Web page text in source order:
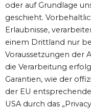
oder auf Grundlage
geschieht.
Erlaubnisse,
einem Drittland nur
Voraussetzungen der
die Verarbeitung
Garantien, wie der
der EU
USA durch das